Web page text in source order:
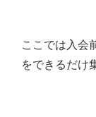
ここでは入会
をできるだけ